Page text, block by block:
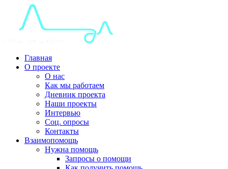
Главная
О проекте
О нас
Как мы работаем
Дневник проекта
Наши проекты
Интервью
Соц. опросы
Контакты
Взаимопомощь
Нужна помощь
Запросы о помощи